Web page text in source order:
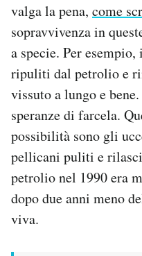
valga la pena, come
sopravvivenza in
a specie. Per
ripuliti dal petrolio e
vissuto a lungo e
speranze di farcela.
possibilità sono gli
pellicani puliti e
petrolio nel 1990 era
dopo due anni meno
viva.